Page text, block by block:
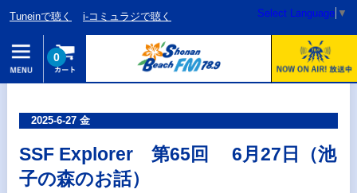
Tuneinで聴く i-コミュラジで聴く Select Language ▼
0
2025-6-27 金
SSF Explorer 第65回 6月27日（池
子の森のお話）